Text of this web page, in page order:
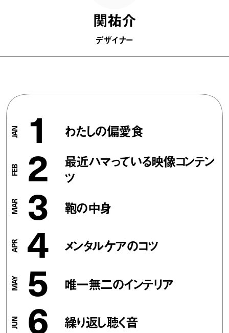
関祐介
デザイナー
1 わたしの偏愛食
2
最近ハマっている映像コンテン
ツ
3 鞄の中身
4 メンタルケアのコツ
5 唯一無二のインテリア
6 繰り返し聴く音